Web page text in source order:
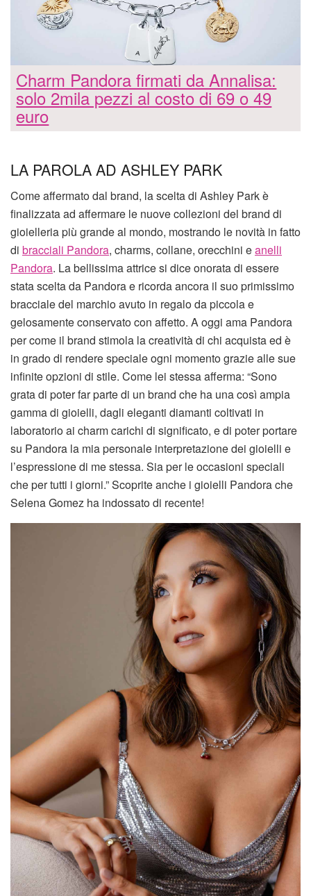
Charm Pandora firmati da Annalisa:
solo 2mila pezzi al costo di 69 o 49
euro
LA PAROLA AD ASHLEY PARK
Come affermato dal brand, la scelta di Ashley Park è
finalizzata ad affermare le nuove collezioni del brand di
gioielleria più grande al mondo, mostrando le novità in fatto
di bracciali Pandora, charms, collane, orecchini eanelli
Pandora. La bellissima attrice si dice onorata di essere
stata scelta da Pandora e ricorda ancora il suo primissimo
bracciale del marchio avuto in regalo da piccola e
gelosamente conservato con affetto. A oggi ama Pandora
per come il brand stimola la creatività di chi acquista ed è
in grado di rendere speciale ogni momento grazie alle sue
infinite opzioni di stile. Come lei stessa afferma: “Sono
grata di poter far parte di un brand che ha una così ampia
gamma di gioielli, dagli eleganti diamanti coltivati in
laboratorio ai charm carichi di significato, e di poter portare
su Pandora la mia personale interpretazione dei gioielli e
l’espressione di me stessa. Sia per le occasioni speciali
che per tutti i giorni.” Scoprite anche i gioielli Pandora che
Selena Gomez ha indossato di recente!